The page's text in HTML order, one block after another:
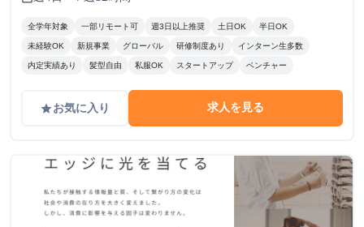
定のメンバーを対象に支給！ 📚️休学中の希望者には、休学
費用の全額負担あり
全学年対象 一部リモート可 週3日以上推奨 土日OK 半日OK
未経験OK 新規事業 グローバル 研修制度あり インターン生多数
内定実績あり 髪型自由 私服OK スタートアップ ベンチャー
gradeお気に入り 求人を見る